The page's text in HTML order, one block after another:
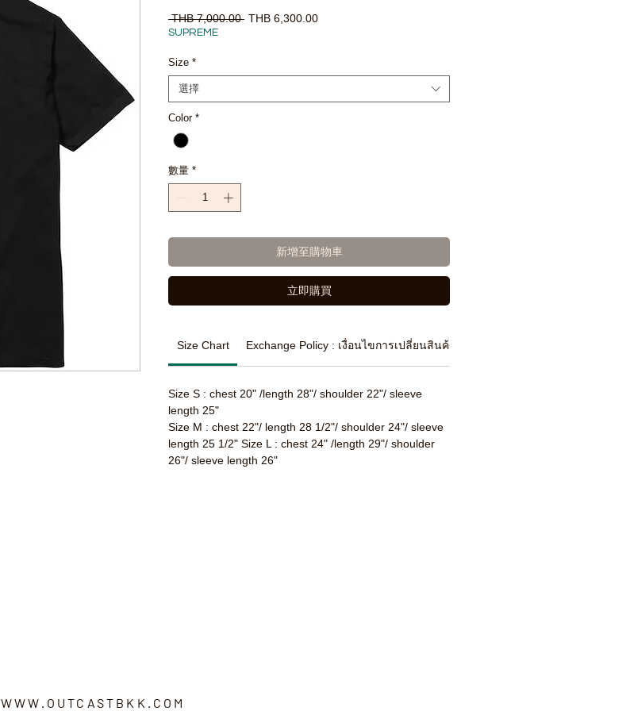
THB 7,000.00 一THB 6,300.00促
SUPREME
Size *
選擇
Color *
數量 *
新增至購物車
立即購買
Size Chart Exchange Policy : เงื่อนไขการเปลี่ยนสินค้า
Size S : chest 20" /length 28"/ shoulder 22"/ sleeve
length 25"
Size M : chest 22"/ length 28 1/2"/ shoulder 24"/ sleeve
length 25 1/2" Size L : chest 24" /length 29"/ shoulder
26"/ sleeve length 26"
WWW.OUTCASTBKK.COM